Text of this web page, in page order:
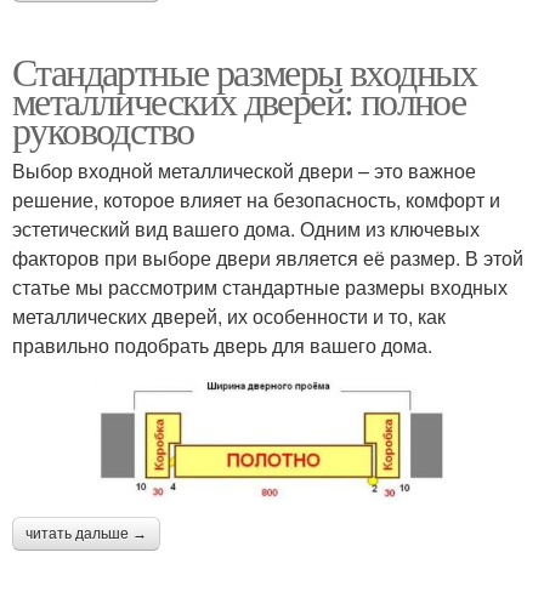
Стандартные размеры входных
металлических дверей: полное
руководство
Выбор входной металлической двери – это важное
решение, которое влияет на безопасность, комфорт и
эстетический вид вашего дома. Одним из ключевых
факторов при выборе двери является её размер. В этой
статье мы рассмотрим стандартные размеры входных
металлических дверей, их особенности и то, как
правильно подобрать дверь для вашего дома.
читать дальше →